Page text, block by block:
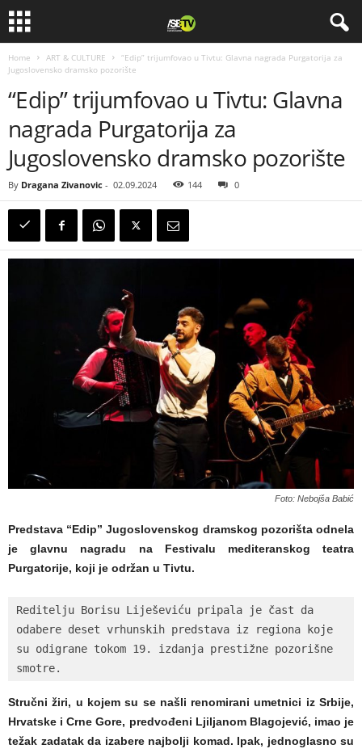
Home ART & CULTURE
“Edip” trijumfovao u Tivtu: Glavna nagrada Purgatorija za
Jugoslovensko dramsko pozorište
“Edip” trijumfovao u Tivtu: Glavna
nagrada Purgatorija za
Jugoslovensko dramsko pozorište
By Dragana Zivanovic - 02.09.2024 144 0
Foto: Nebojša Babić
Predstava “Edip” Jugoslovenskog dramskog pozorišta odnela
je glavnu nagradu na Festivalu mediteranskog teatra
Purgatorije, koji je održan u Tivtu.
Reditelju Borisu Liješeviću pripala je čast da
odabere deset vrhunskih predstava iz regiona koje
su odigrane tokom 19. izdanja prestižne pozorišne
smotre.
Stručni žiri, u kojem su se našli renomirani umetnici iz Srbije,
Hrvatske i Crne Gore, predvođeni Ljiljanom Blagojević, imao je
težak zadatak da izabere najbolji komad. Ipak, jednoglasno su